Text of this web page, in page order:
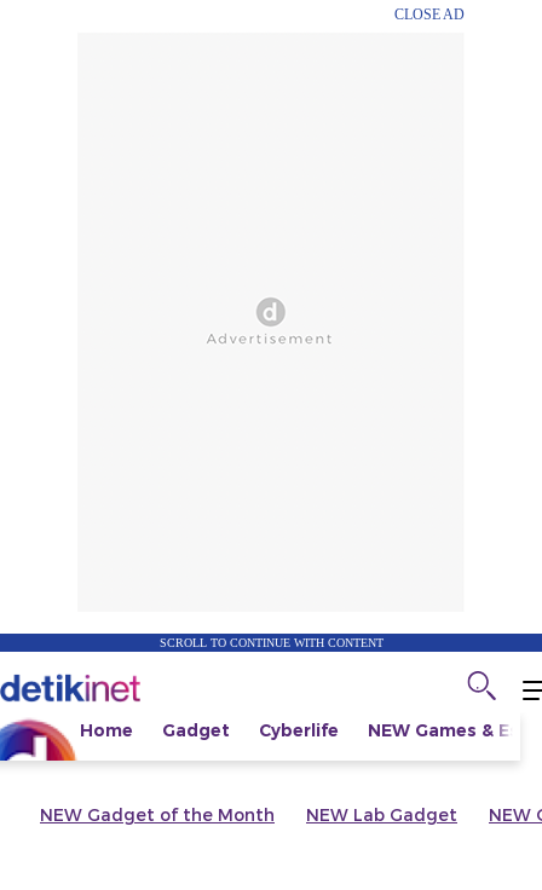
CLOSE AD
SCROLL TO CONTINUE WITH CONTENT
Home Gadget Cyberlife NEW Games &
NEW Gadget of the Month NEW Lab Gadget NEW